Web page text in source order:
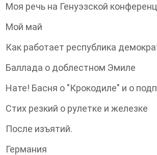
Моя речь на Генуэзской
Мой май
Как работает республика
Баллада о доблестном Эмиле
Нате! Басня о "Крокодиле" и о
Стих резкий о рулетке и железке
После изъятий.
Германия